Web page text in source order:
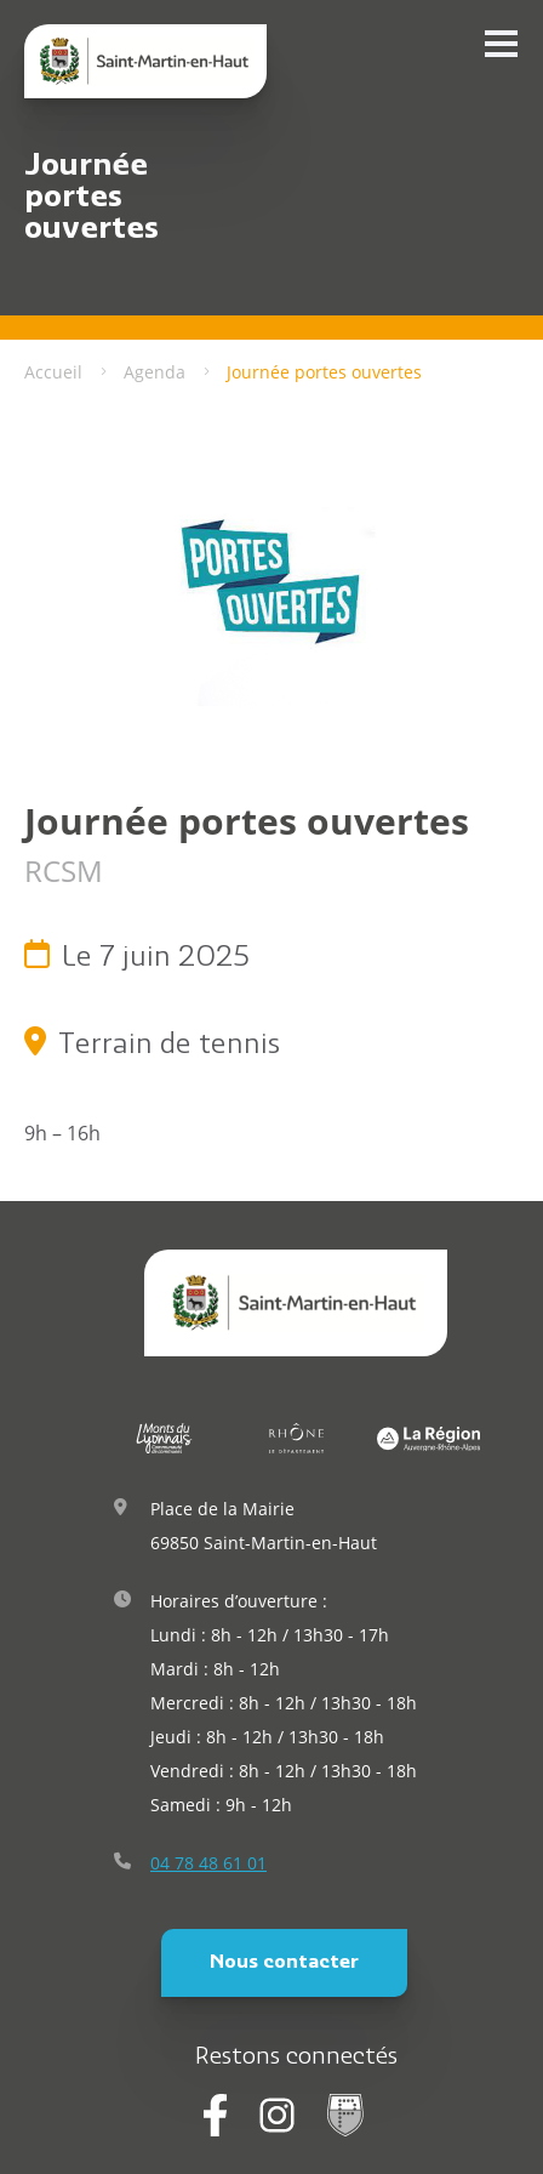
Journée
portes
ouvertes
Accueil Agenda Journée portes ouvertes
Journée portes ouvertes
RCSM
Le 7 juin 2025
Terrain de tennis
9h – 16h
Place de la Mairie
69850 Saint-Martin-en-Haut
Horaires d’ouverture :
Lundi : 8h - 12h / 13h30 - 17h
Mardi : 8h - 12h
Mercredi : 8h - 12h / 13h30 - 18h
Jeudi : 8h - 12h / 13h30 - 18h
Vendredi : 8h - 12h / 13h30 - 18h
Samedi : 9h - 12h
04 78 48 61 01
Nous contacter
Restons connectés
Citoyen
Dynamique
Actualités
Démarches
Agenda
Actualités